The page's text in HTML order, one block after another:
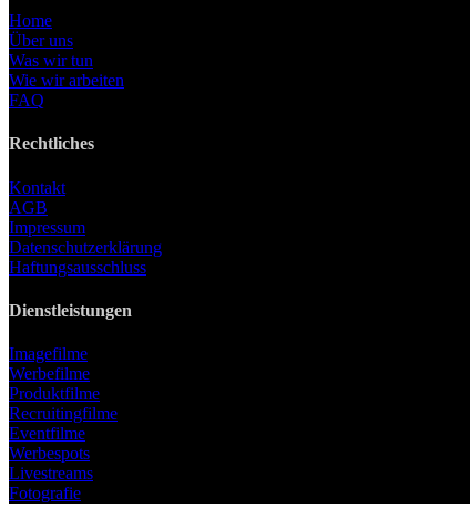
Home
Über uns
Was wir tun
Wie wir arbeiten
FAQ
Rechtliches
Kontakt
AGB
Impressum
Datenschutzerklärung
Haftungsausschluss
Dienstleistungen
Imagefilme
Werbefilme
Produktfilme
Recruitingfilme
Eventfilme
Werbespots
Livestreams
Fotografie